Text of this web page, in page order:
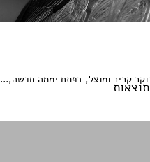
קריר ומוצל, בפתח יממה חדשה,...